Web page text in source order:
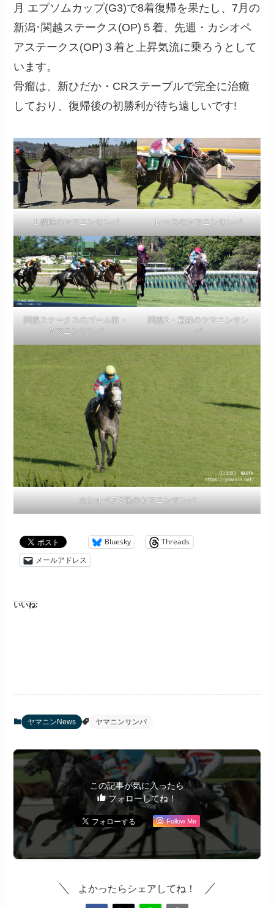
月 エプソムカップ(G3)で8着復帰を果たし、7月の
新潟･関越ステークス(OP)５着、先週・カシオペ
アステークス(OP)３着と上昇気流に乗ろうとして
います。
骨瘤は、新ひだか・CRステーブルで完全に治癒
しており、復帰後の初勝利が待ち遠しいです!
１歳時のヤマニンサンパ レースのヤマニンサンパ
関越ステークスのゴール前・
ヤマニンサンパ
関越S・直線のヤマニンサン
パ
カシオペアS後のヤマニンサンパ
Bluesky
Threads
メールアドレス
いいね:
ヤマニンNews ヤマニンサンパ
この記事が気に入ったら
フォローしてね！
Follow Me
よかったらシェアしてね！